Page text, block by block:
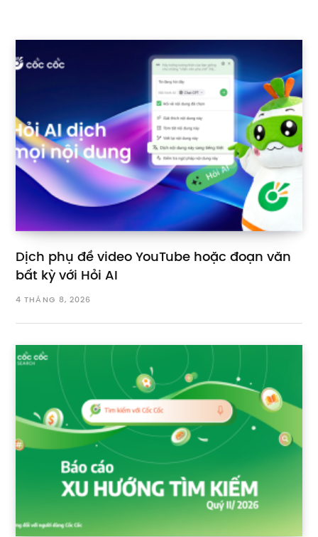
Dịch phụ đề video YouTube hoặc đoạn văn
bất kỳ với Hỏi AI
4 THÁNG 8, 2026